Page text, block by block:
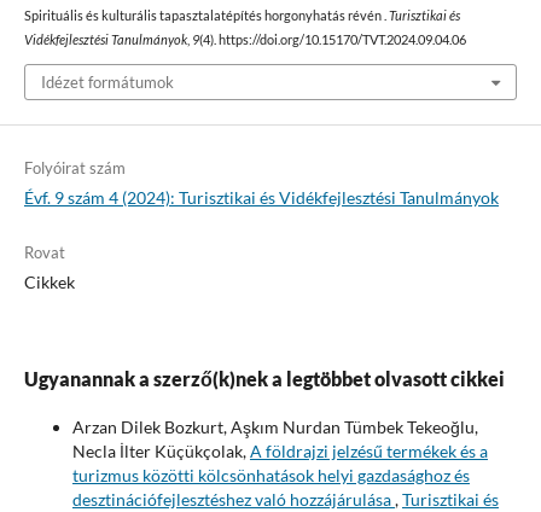
Spirituális és kulturális tapasztalatépítés horgonyhatás révén . Turisztikai és
Vidékfejlesztési Tanulmányok, 9(4). https://doi.org/10.15170/TVT.2024.09.04.06
Idézet formátumok
Folyóirat szám
Évf. 9 szám 4 (2024): Turisztikai és Vidékfejlesztési Tanulmányok
Rovat
Cikkek
Ugyanannak a szerző(k)nek a legtöbbet olvasott cikkei
Arzan Dilek Bozkurt, Aşkım Nurdan Tümbek Tekeoğlu,
Necla İlter Küçükçolak,A földrajzi jelzésű termékek és a
turizmus közötti kölcsönhatások helyi gazdasághoz és
desztinációfejlesztéshez való hozzájárulása,Turisztikai és